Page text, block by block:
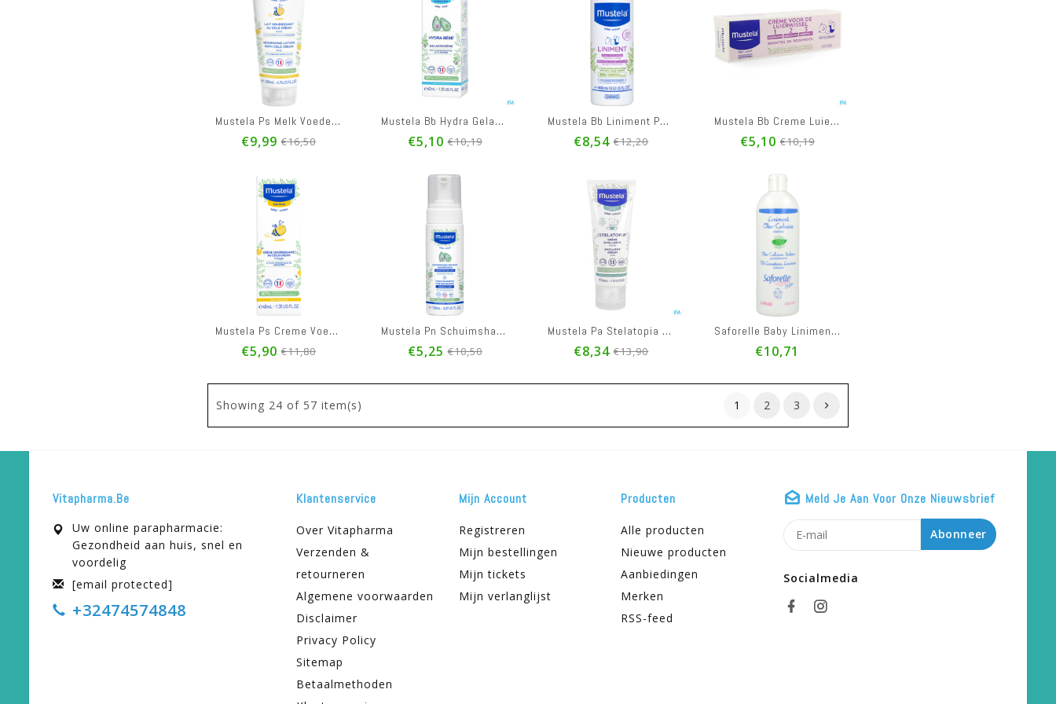
Mustela Ps Melk Voedend Cold Cream 200ml
€9,99 €16,50
Mustela Bb Hydra Gelaatscreme Nf Tube 40ml
€5,10 €10,19
Mustela Bb Liniment Pompe 400ml
€8,54 €12,20
Mustela Bb Creme Luierwissel 1-2-3 100g
€5,10 €10,19
Mustela Ps Creme Voedend Cold Cream 40ml
€5,90 €11,80
Mustela Pn Schuimshampoo Zuigelingen 150ml
€5,25 €10,50
Mustela Pa Stelatopia Emollierende Cr Gezicht 40ml
€8,34 €13,90
Saforelle Baby Liniment met olie en kalk 450ml
€10,71
Showing 24 of 57 item(s) 1 2 3
Vitapharma.be
Uw online parapharmacie:
Gezondheid aan huis, snel en
voordelig
[email protected]
+32474574848
Klantenservice
Over Vitapharma
Verzenden &
retourneren
Algemene voorwaarden
Disclaimer
Privacy Policy
Sitemap
Betaalmethoden
Mijn Account
Registreren
Mijn bestellingen
Mijn tickets
Mijn verlanglijst
Producten
Alle producten
Nieuwe producten
Aanbiedingen
Merken
RSS-feed
Meld Je Aan Voor Onze Nieuwsbrief
Abonneer
Socialmedia